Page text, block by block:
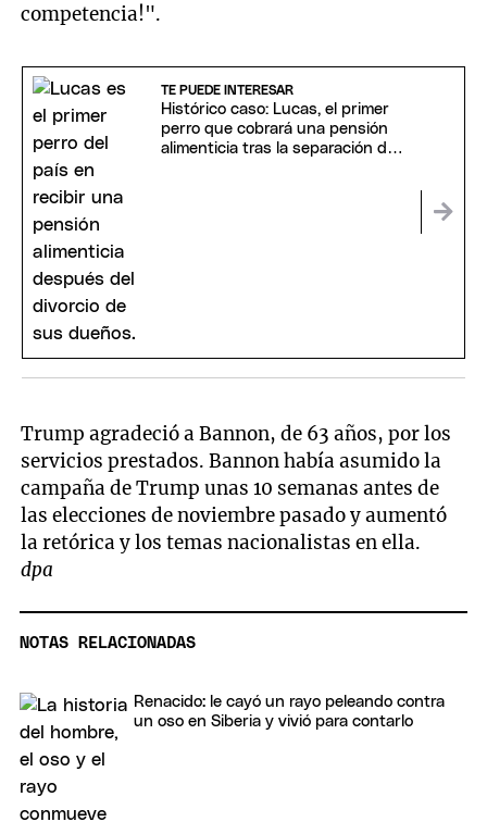
competencia!".
TE PUEDE INTERESAR
Histórico caso: Lucas, el primer
perro que cobrará una pensión
alimenticia tras la separación de
Trump agradeció a Bannon, de 63 años, por los
servicios prestados. Bannon había asumido la
campaña de Trump unas 10 semanas antes de
las elecciones de noviembre pasado y aumentó
la retórica y los temas nacionalistas en ella.
dpa
NOTAS RELACIONADAS
Renacido: le cayó un rayo peleando contra
un oso en Siberia y vivió para contarlo